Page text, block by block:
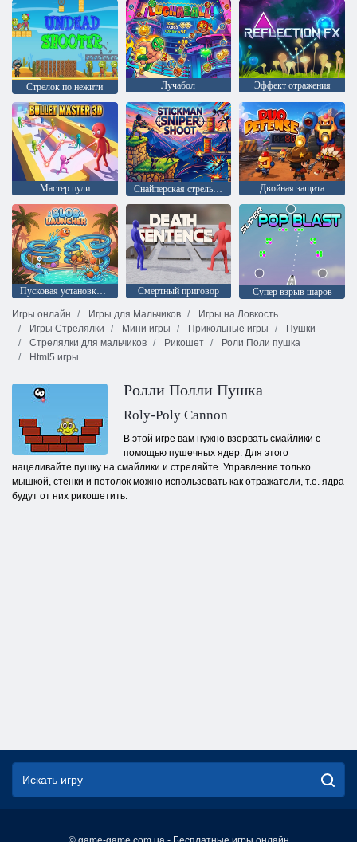
Стрелок по нежити Лучабол Эффект отражения
Мастер пули Снайперская стрельба стикмена Двойная защита
Пусковая установка для капель Смертный приговор
Супер взрыв шаров
Игры онлайн
Игры для Мальчиков
Игры на Ловкость
Игры Стрелялки
Мини игры Прикольные игры
Пушки
Стрелялки для мальчиков
Рикошет
Роли Поли пушка
Html5 игры
Ролли Полли Пушка
Roly-Poly Cannon
В этой игре вам нужно взорвать смайлики с
помощью пушечных ядер. Для этого
нацеливайте пушку на смайлики и стреляйте. Управление только
мышкой, стенки и потолок можно использовать как отражатели, т.е. ядра
будут от них рикошетить.